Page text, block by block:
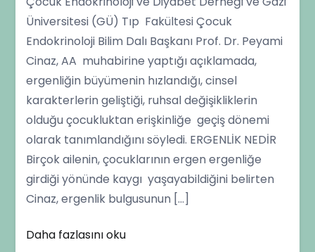
Erken
Ergenlik
Nedeni
Üniversitesi (GÜ) Tıp Fakültesi Çocuk
Endokrinoloji Bilim Dalı Başkanı Prof. Dr. Peyami
Cinaz, AA muhabirine yaptığı açıklamada,
ergenliğin büyümenin hızlandığı, cinsel
karakterlerin geliştiği, ruhsal değişikliklerin
olduğu çocukluktan erişkinliğe geçiş dönemi
olarak tanımlandığını söyledi. ERGENLİK NEDİR
Birçok ailenin, çocuklarının ergen ergenliğe
girdiği yönünde kaygı yaşayabildiğini belirten
Cinaz, ergenlik bulgusunun […]
Daha fazlasını oku